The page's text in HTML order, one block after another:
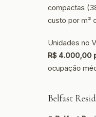
compactas
custo por m²
Unidades no
R$ 4.000,00
ocupação
Belfast